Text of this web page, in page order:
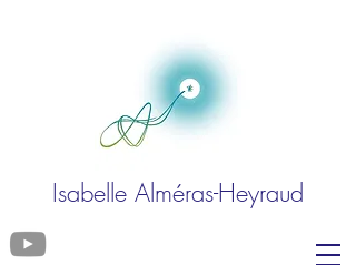
Isabelle Alméras-Heyraud